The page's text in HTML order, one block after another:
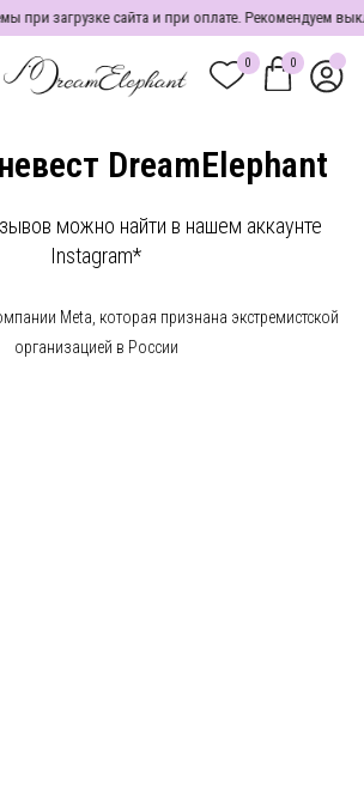
загрузке сайта и при оплате. Рекомендуем
DreamElephant
можно найти в нашем аккаунте
Instagram*
Meta, которая признана экстремистской
организацией в России